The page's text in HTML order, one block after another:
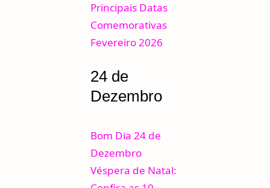
Principais Datas
Comemorativas
Fevereiro 2026
24 de
Dezembro
Bom Dia 24 de
Dezembro
Véspera de Natal: